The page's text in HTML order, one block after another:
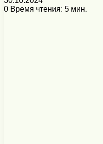
0 Время чтения: 5 мин.